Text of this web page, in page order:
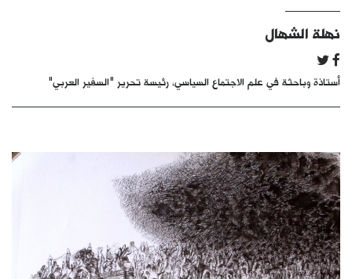
كتّابنا
الأرشيف
نهلة الشهال
أستاذة وباحثة في علم الاجتماع السياسي، رئيسة تحرير "السفير العربي"